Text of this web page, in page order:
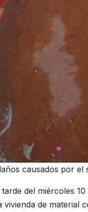
causados por el
tarde del miércoles
vivienda de material